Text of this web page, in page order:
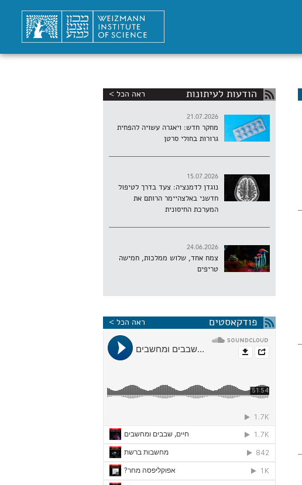
הודעות לעיתונות ראה הכל >
21.07.2026
מחקר חדש: ויאגרה עשויה להפחית
גרורות בחולי סרטן
15.07.2026
נוגדן לדמנציה: צעד בדרך לטיפול
חדשני באלצהיימר הרותם את
המערכת החיסונית
24.06.2026
צמח אחד, שלוש ממלכות, חמישה
טריפים
פודקאסטים ראה הכל >